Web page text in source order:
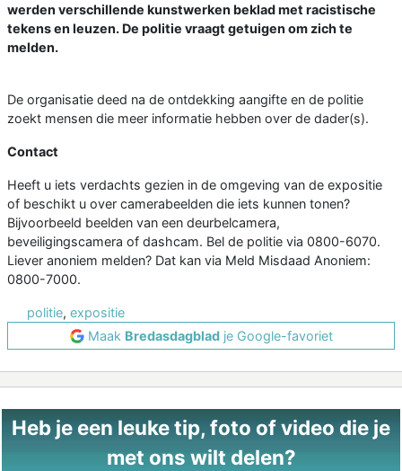
werden verschillende kunstwerken beklad met racistische
tekens en leuzen. De politie vraagt getuigen om zich te
melden.
De organisatie deed na de ontdekking aangifte en de politie
zoekt mensen die meer informatie hebben over de dader(s).
Contact
Heeft u iets verdachts gezien in de omgeving van de expositie
of beschikt u over camerabeelden die iets kunnen tonen?
Bijvoorbeeld beelden van een deurbelcamera,
beveiligingscamera of dashcam. Bel de politie via 0800-6070.
Liever anoniem melden? Dat kan via Meld Misdaad Anoniem:
0800-7000.
politie, expositie
Maak Bredasdagbladje Google-favoriet
Heb je een leuke tip, foto of video die je
met ons wilt delen?